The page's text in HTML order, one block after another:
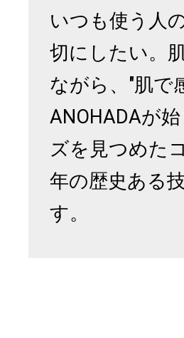
いつも使う人
切にしたい。
ながら、"肌で
ANOHADAが
ズを見つめた
年の歴史ある
す。